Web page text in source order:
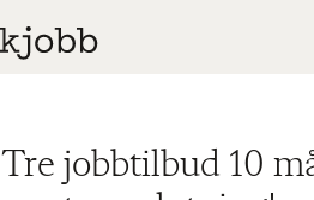
Tre jobbtilbud 10